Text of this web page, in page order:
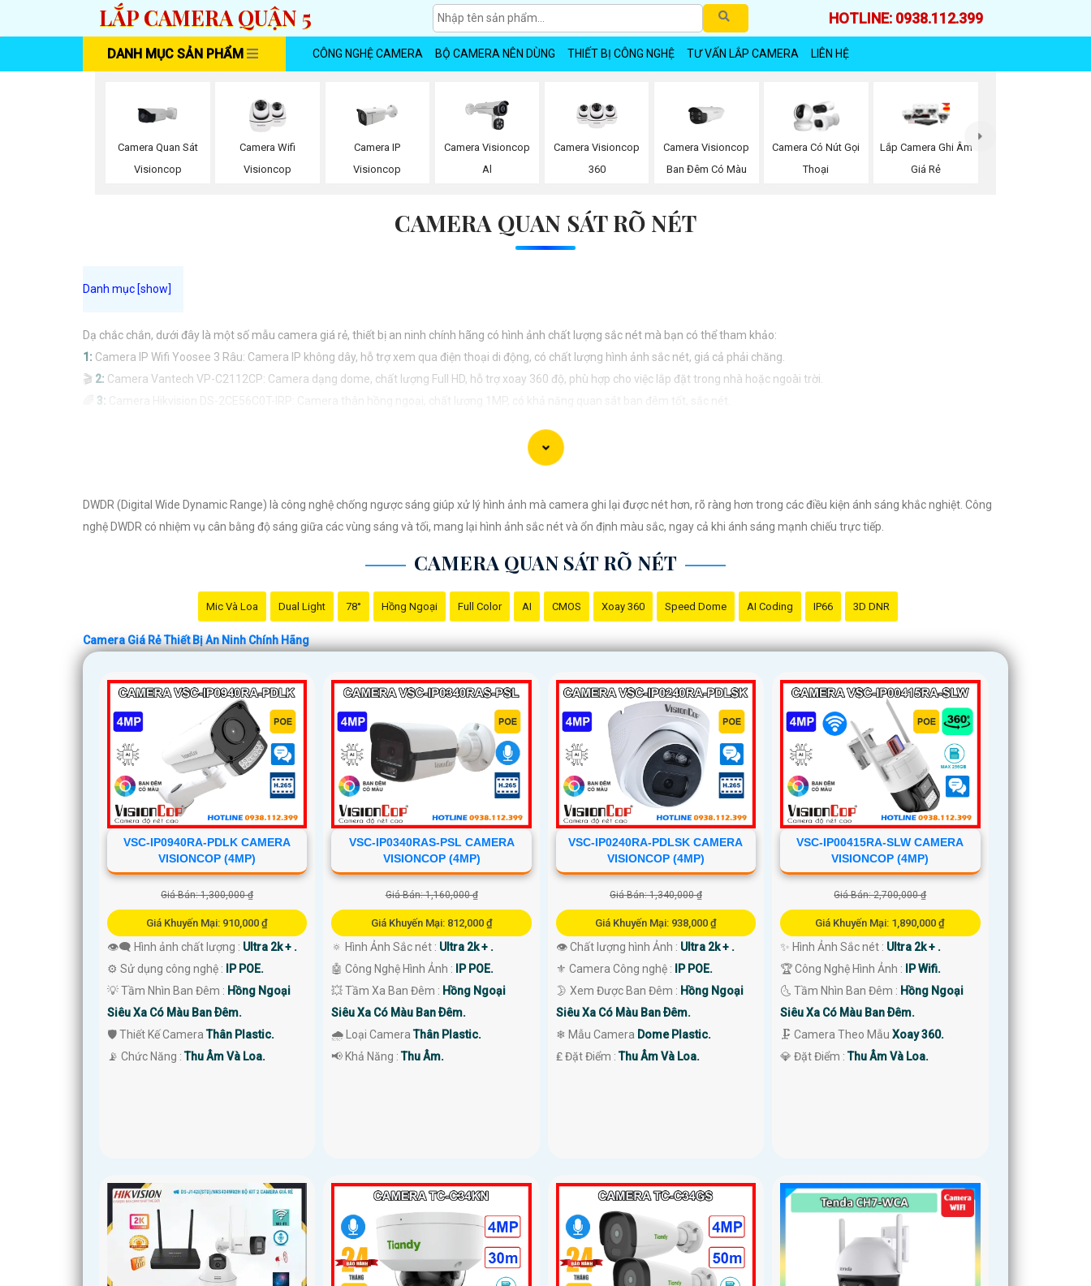
LẮP CAMERA QUẬN 5 HOTLINE: 0938.112.399
DANH MỤC SẢN PHẨM CÔNG NGHỆ CAMERA BỘ CAMERA NÊN DÙNG THIẾT BỊ CÔNG NGHỆ TƯ VẤN LẮP CAMERA LIÊN HỆ
Camera Quan Sát
Visioncop
Camera Wifi
Visioncop
Camera IP
Visioncop
Camera Visioncop
Al
Camera Visioncop
360
Camera Visioncop
Ban Đêm Có Màu
Camera Có Nút Gọi
Thoại
Lắp Camera Ghi Âm
Giá Rẻ
CAMERA QUAN SÁT RÕ NÉT
Dạ chắc chắn, dưới đây là một số mẫu camera giá rẻ, thiết bị an ninh chính hãng có hình ảnh chất lượng sắc nét mà bạn có thể tham khảo:
1: Camera IP Wifi Yoosee 3 Râu: Camera IP không dây, hỗ trợ xem qua điện thoại di động, có chất lượng hình ảnh sắc nét, giá cả phải chăng.
🎬 2: Camera Vantech VP-C2112CP: Camera dạng dome, chất lượng Full HD, hỗ trợ xoay 360 độ, phù hợp cho việc lắp đặt trong nhà hoặc ngoài trời.
3: Camera Hikvision DS-2CE56C0T-IRP: Camera thân hồng ngoại, chất lượng 1MP, có khả năng quan sát ban đêm tốt, sắc nét.
Nhớ kiểm tra kỹ thông số kỹ thuật cũng như nguồn gốc xuất xứ của sản phẩm trước khi mua nhé để
DWDR (Digital Wide Dynamic Range) là công nghệ chống ngược sáng giúp xử lý hình ảnh mà camera ghi lại được nét hơn, rõ ràng hơn trong các điều kiện ánh sáng khắc nghiệt. Công
nghệ DWDR có nhiệm vụ cân bằng độ sáng giữa các vùng sáng và tối, mang lại hình ảnh sắc nét và ổn định màu sắc, ngay cả khi ánh sáng mạnh chiếu trực tiếp.
CAMERA QUAN SÁT RÕ NÉT
Mic Và Loa Dual Light 78° Hồng Ngoại Full Color AI CMOS Xoay 360 Speed Dome AI Coding IP66 3D DNR
Camera Giá Rẻ Thiết Bị An Ninh Chính Hãng
VSC-IP0940RA-PDLK CAMERA
VISIONCOP (4MP)
Giá Bán: 1,300,000 ₫
Giá Khuyến Mại: 910,000 ₫
👁️‍🗨 Hình ảnh chất lượng : Ultra 2k + .
⚙ Sử dụng công nghệ :
IP POE.
💡 Tầm Nhìn Ban Đêm : Hồng Ngoại
Siêu Xa Có Màu Ban Ðêm.
🛡 Thiết Kế CameraThân Plastic.
️📡 Chức Năng :Thu Âm Và Loa.
VSC-IP0340RAS-PSL CAMERA
VISIONCOP (4MP)
Giá Bán: 1,160,000 ₫
Giá Khuyến Mại: 812,000 ₫
🔅 Hình Ảnh Sắc nét : Ultra 2k + .
🤖️ Công Nghệ Hình Ảnh :
IP POE.
💥 Tầm Xa Ban Đêm : Hồng Ngoại
Siêu Xa Có Màu Ban Ðêm.
🌧️ Loại CameraThân Plastic.
️📢 Khả Năng :Thu Âm.
VSC-IP0240RA-PDLSK CAMERA
VISIONCOP (4MP)
Giá Bán: 1,340,000 ₫
Giá Khuyến Mại: 938,000 ₫
👁 Chất lượng hình Ảnh : Ultra 2k + .
⚜️ Camera Công nghệ :
IP POE.
🌛 Xem Được Ban Đêm : Hồng Ngoại
Siêu Xa Có Màu Ban Ðêm.
❄ Mẫu Camera Dome Plastic.
️₤ Đặt Điểm :Thu Âm Và Loa.
VSC-IP00415RA-SLW CAMERA
VISIONCOP (4MP)
Giá Bán: 2,700,000 ₫
Giá Khuyến Mại: 1,890,000 ₫
✨ Hình Ảnh Sắc nét : Ultra 2k + .
🏆 Công Nghệ Hình Ảnh :
IP Wifi.
🌜 Tầm Nhìn Ban Đêm : Hồng Ngoại
Siêu Xa Có Màu Ban Ðêm.
🗜️ Camera Theo MẫuXoay 360.
️💎 Đặt Điểm :Thu Âm Và Loa.